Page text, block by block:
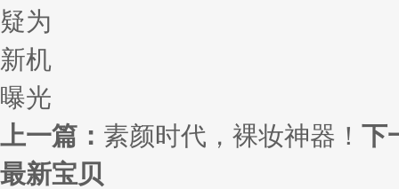
疑为
新机
曝光
上一篇： 素颜时代，裸妆神器！ 下
最新宝贝